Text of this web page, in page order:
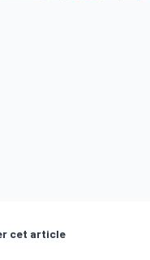
cet article